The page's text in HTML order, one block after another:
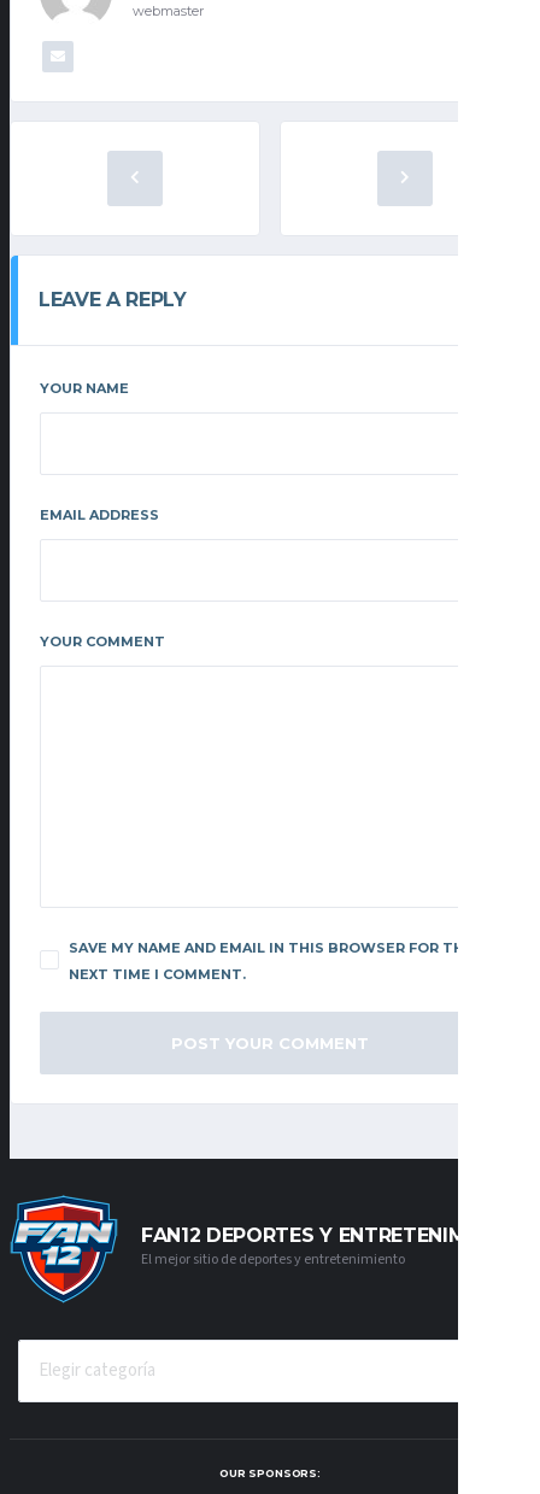
webmaster
LEAVE A REPLY
YOUR NAME
EMAIL ADDRESS
YOUR COMMENT
SAVE MY NAME AND EMAIL IN THIS BROWSER FOR THE
NEXT TIME I COMMENT.
FAN12 DEPORTES Y ENTRETENIMIENTO
El mejor sitio de deportes y entretenimiento
OUR SPONSORS: